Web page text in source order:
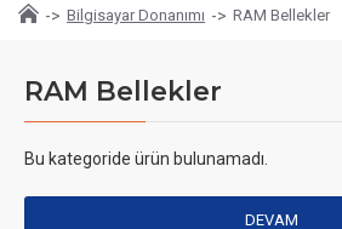
Bilgisayar Donanımı RAM Bellekler
RAM Bellekler
Bu kategoride ürün bulunamadı.
DEVAM